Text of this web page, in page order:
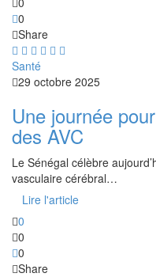
0
Share
Santé
29 octobre 2025
Une journée
des AVC
Le Sénégal célèbre
vasculaire cérébral…
Lire l'article
0
0
0
Share